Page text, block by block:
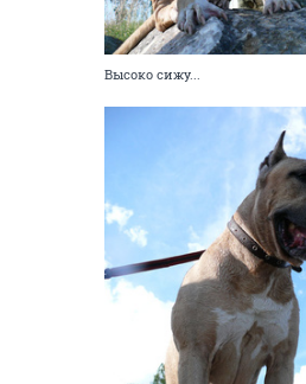
Высоко сижу...